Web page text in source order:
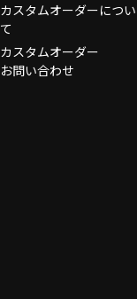
カスタムオーダーについ
て
カスタムオーダー
お問い合わせ